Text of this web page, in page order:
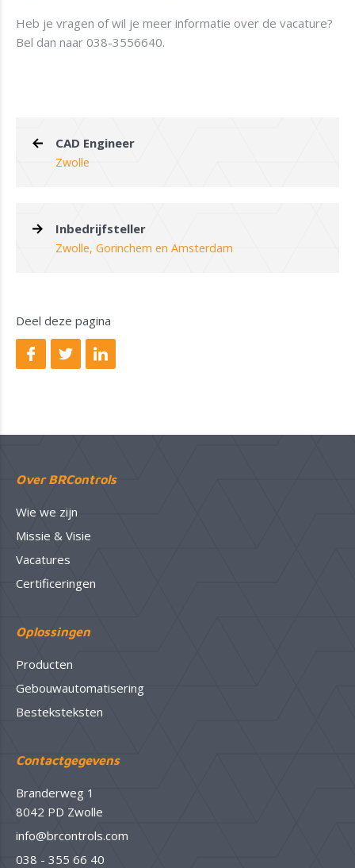
Heb je vragen of wil je meer informatie over de vacature?
Bel dan naar 038-3556640.
CAD Engineer
Zwolle
Inbedrijfsteller
Zwolle, Gorinchem en Amsterdam
Deel deze pagina
Over BRControls
Wie we zijn
Missie & Visie
Vacatures
Certificeringen
Oplossingen
Producten
Gebouwautomatisering
Besteksteksten
Contactgegevens
Branderweg 1
8042 PD Zwolle
info@brcontrols.com
038 - 355 66 40